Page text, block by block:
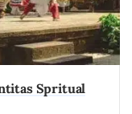
Spritual